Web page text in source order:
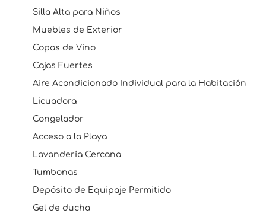
Silla Alta para Niños
Muebles de Exterior
Copas de Vino
Cajas Fuertes
Aire Acondicionado Individual para la Habitación
Licuadora
Congelador
Acceso a la Playa
Lavandería Cercana
Tumbonas
Depósito de Equipaje Permitido
Gel de ducha